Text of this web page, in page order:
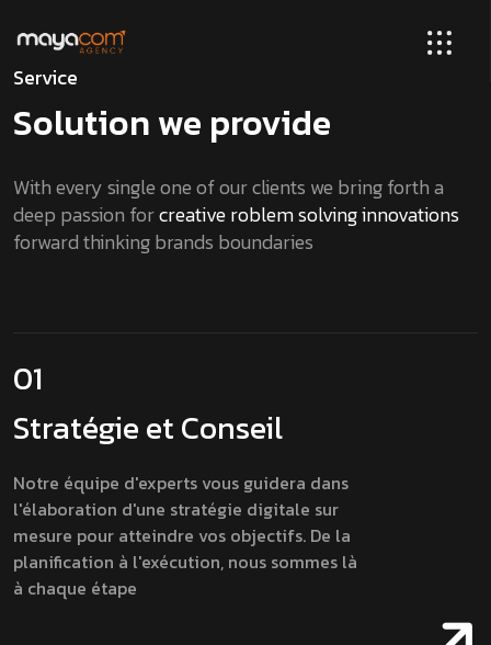
Service
Solution we provide
With every single one of our clients we bring forth a
deep passion forcreative roblem solving innovations
forward thinking brands boundaries
01
Stratégie et Conseil
Notre équipe d'experts vous guidera dans
l'élaboration d'une stratégie digitale sur
mesure pour atteindre vos objectifs. De la
planification à l'exécution, nous sommes là
à chaque étape